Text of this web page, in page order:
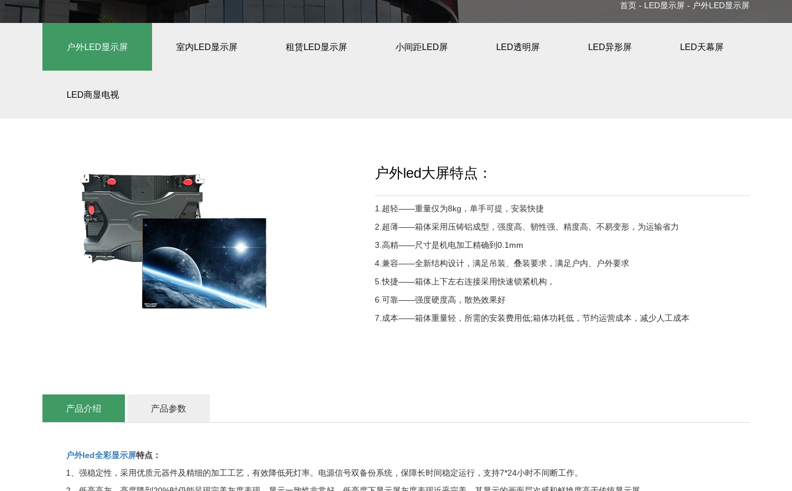
首页 - LED显示屏 - 户外LED显示屏
户外LED显示屏 室内LED显示屏 租赁LED显示屏 小间距LED屏 LED透明屏 LED异形屏 LED天幕屏
LED商显电视
户外led大屏特点：
1.超轻——重量仅为8kg，单手可提，安装快捷
2.超薄——箱体采用压铸铝成型，强度高、韧性强、精度高、不易变形，为运输省力
3.高精——尺寸是机电加工精确到0.1mm
4.兼容——全新结构设计，满足吊装、叠装要求，满足户内、户外要求
5.快捷——箱体上下左右连接采用快速锁紧机构，
6.可靠——强度硬度高，散热效果好
7.成本——箱体重量轻，所需的安装费用低;箱体功耗低，节约运营成本，减少人工成本
产品介绍 产品参数
户外led全彩显示屏特点：
1、强稳定性，采用优质元器件及精细的加工工艺，有效降低死灯率。电源信号双备份系统，保障长时间稳定运行，支持7*24小时不间断工作。